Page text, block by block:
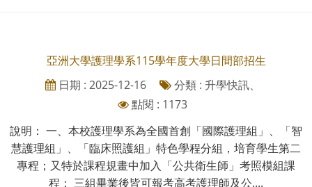
亞洲大學護理學系115學年度大學日間部招生
日期 : 2025-12-16
分類 : 升學快訊、
點閱 : 1173
說明： 一、本校護理學系為全國首創「國際護理組」、「智
慧護理組」、「臨床照護組」特色學程分組，培育學生第二
專程；又特於課程規畫中加入「公共衛生師」考照模組課
程； 三組畢業後皆可報考高考護理師及公....